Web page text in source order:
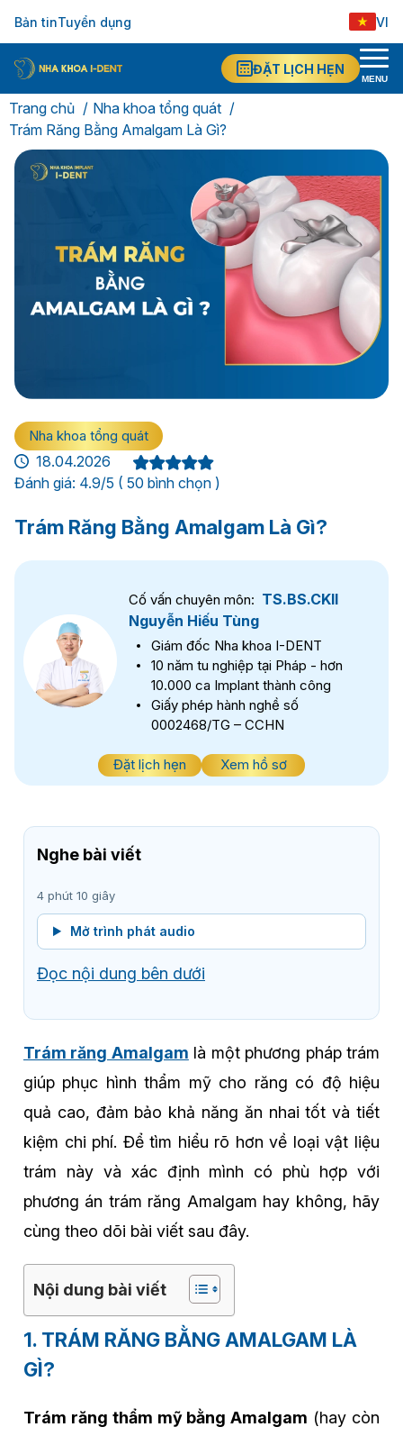
Bản tinTuyển dụng VI
ĐẶT LỊCH HẸN
MENU
Trang chủ
Nha khoa tổng quát
Trám Răng Bằng Amalgam Là Gì?
Nha khoa tổng quát
18.04.2026
Đánh giá: 4.9/5 ( 50 bình chọn )
Trám Răng Bằng Amalgam Là Gì?
Cố vấn chuyên môn: TS.BS.CKII
Nguyễn Hiếu Tùng
Giám đốc Nha khoa I-DENT
10 năm tu nghiệp tại Pháp - hơn
10.000 ca Implant thành công
Giấy phép hành nghề số
0002468/TG – CCHN
Đặt lịch hẹn Xem hồ sơ
Nghe bài viết
4 phút 10 giây
Mở trình phát audio
Đọc nội dung bên dưới
Trám răng Amalgam là một phương pháp trám
giúp phục hình thẩm mỹ cho răng có độ hiệu
quả cao, đảm bảo khả năng ăn nhai tốt và tiết
kiệm chi phí. Để tìm hiểu rõ hơn về loại vật liệu
trám này và xác định mình có phù hợp với
phương án trám răng Amalgam hay không, hãy
cùng theo dõi bài viết sau đây.
Nội dung bài viết
1. TRÁM RĂNG BẰNG AMALGAM LÀ
GÌ?
Trám răng thẩm mỹ bằng Amalgam (hay còn